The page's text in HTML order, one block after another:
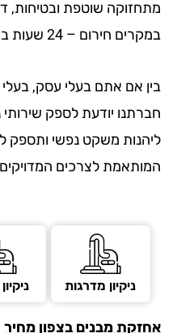
שוטפת ובטיחות, דרך
24 שעות ביממה, 7 ימים בשבוע.
אתם בעלי עסק, בעלי מבנה או
יודעת לספק שירותי ניהול
משקט נפשי ותספק לכם
לצרכים המדויקים שלכם.
מדרגות ניקיון כניסות
מבניםבצפון מחיר